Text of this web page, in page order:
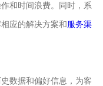
和时间浪费。同时，系
应的解决方案和服务渠
数据和偏好信息，为客